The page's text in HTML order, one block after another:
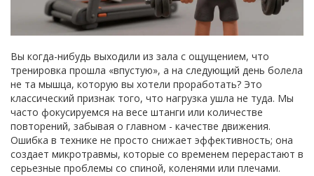
Вы когда-нибудь выходили из зала с ощущением, что
тренировка прошла «впустую», а на следующий день болела
не та мышца, которую вы хотели проработать? Это
классический признак того, что нагрузка ушла не туда. Мы
часто фокусируемся на весе штанги или количестве
повторений, забывая о главном - качестве движения.
Ошибка в технике не просто снижает эффективность; она
создает микротравмы, которые со временем перерастают в
серьезные проблемы со спиной, коленями или плечами.